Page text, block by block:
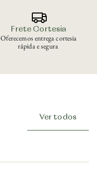
Frete Cortesia
Oferecemos entrega cortesia
rápida e segura
Ver todos